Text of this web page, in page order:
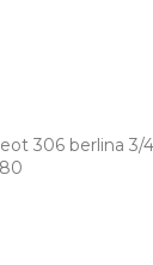
306 berlina 3/